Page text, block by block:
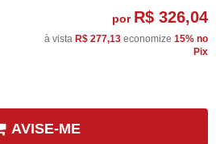
por R$ 326,04
à vista R$ 277,13 economize 15% no
Pix
AVISE-ME